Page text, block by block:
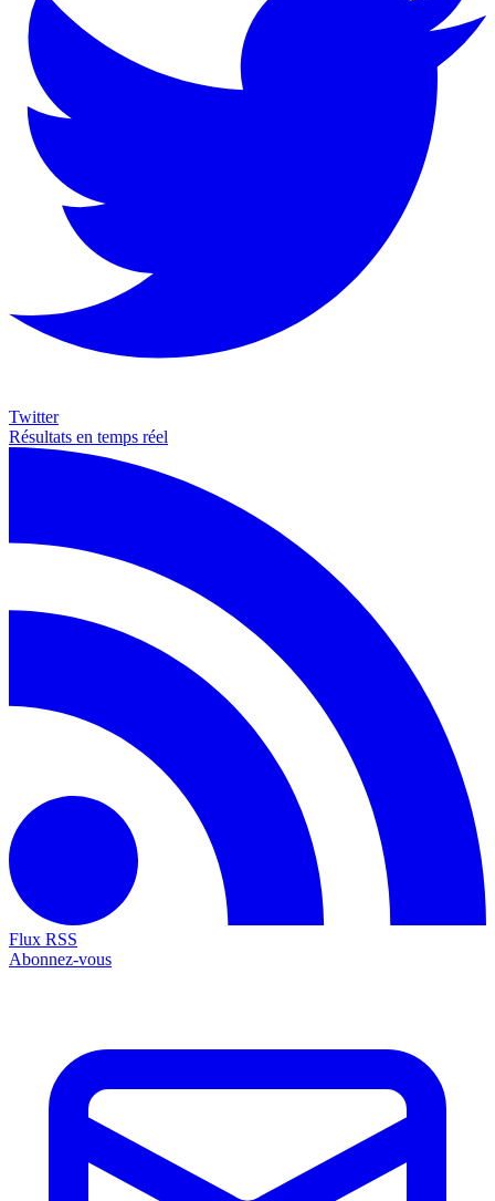
Twitter
Résultats en temps réel
Flux RSS
Abonnez-vous